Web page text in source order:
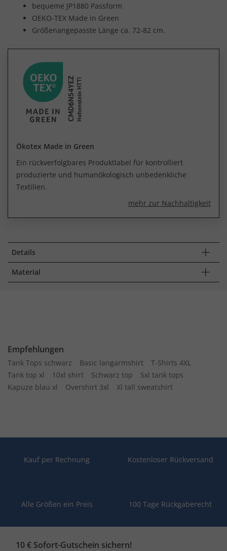
bequeme JP1880 Passform
OEKO-TEX Made in Green
Größenangepasste Länge ca. 72-82 cm.
Ökotex Made in Green
Ein rückverfolgbares Produktlabel für kontrolliert
produzierte und humanökologisch unbedenkliche
Textilien.
mehr zur Nachhaltigkeit
Details
Material
Empfehlungen
Tank Tops schwarz Basic langarmshirt
T-Shirts 4XL
Tank top xl
10xl shirt Schwarz top
5xl tank tops
Kapuze blau xl
Overshirt 3xl Xl tall sweatshirt
Kauf per Rechnung Kostenloser Rückversand
Alle Größen ein Preis 100 Tage Rückgaberecht
10 € Sofort-Gutschein sichern!